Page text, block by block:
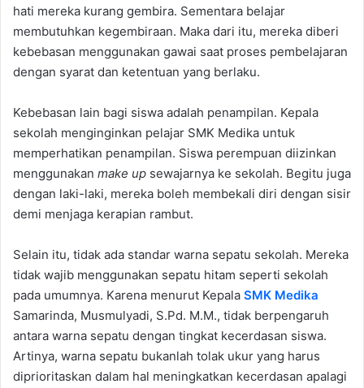
hati mereka kurang gembira. Sementara belajar
membutuhkan kegembiraan. Maka dari itu, mereka diberi
kebebasan menggunakan gawai saat proses pembelajaran
dengan syarat dan ketentuan yang berlaku.
Kebebasan lain bagi siswa adalah penampilan. Kepala
sekolah menginginkan pelajar SMK Medika untuk
memperhatikan penampilan. Siswa perempuan diizinkan
menggunakan make up sewajarnya ke sekolah. Begitu juga
dengan laki-laki, mereka boleh membekali diri dengan sisir
demi menjaga kerapian rambut.
Selain itu, tidak ada standar warna sepatu sekolah. Mereka
tidak wajib menggunakan sepatu hitam seperti sekolah
pada umumnya. Karena menurut Kepala SMK Medika
Samarinda, Musmulyadi, S.Pd. M.M., tidak berpengaruh
antara warna sepatu dengan tingkat kecerdasan siswa.
Artinya, warna sepatu bukanlah tolak ukur yang harus
diprioritaskan dalam hal meningkatkan kecerdasan apalagi